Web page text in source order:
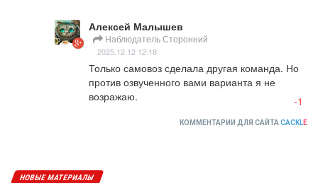
Алексей Малышев
Наблюдатель Сторонний
2025.12.12 12:18
Только самовоз сделала другая команда. Но
против озвученного вами варианта я не
возражаю.
-1
КОММЕНТАРИИ ДЛЯ САЙТА CACKLE
НОВЫЕ МАТЕРИАЛЫ